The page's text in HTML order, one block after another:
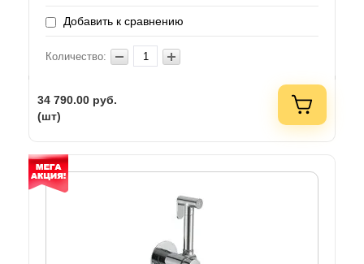
Добавить к сравнению
Количество:
34 790.00 руб.
(шт)